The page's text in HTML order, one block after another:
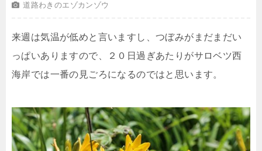
道路わきのエゾカンゾウ
来週は気温が低めと言いますし、つぼみがまだまだい
っぱいありますので、２０日過ぎあたりがサロベツ西
海岸では一番の見ごろになるのではと思います。